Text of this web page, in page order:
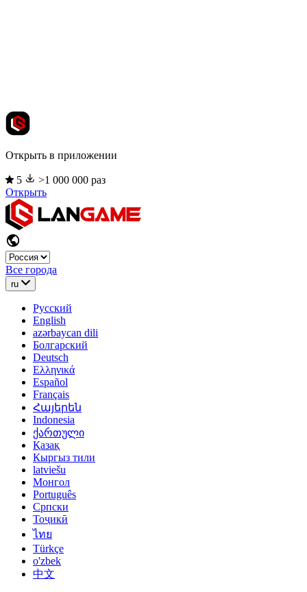
Открыть в приложении
5
>1 000 000 раз
Открыть
Все города
ru
Русский
English
azərbaycan dili
Болгарский
Deutsch
Ελληνικά
Español
Français
Հայերեն
Indonesia
ქართული
Қазақ
Кыргыз тили
latviešu
Монгол
Português
Српски
Тоҷикӣ
ไทย
Türkçe
o'zbek
中文